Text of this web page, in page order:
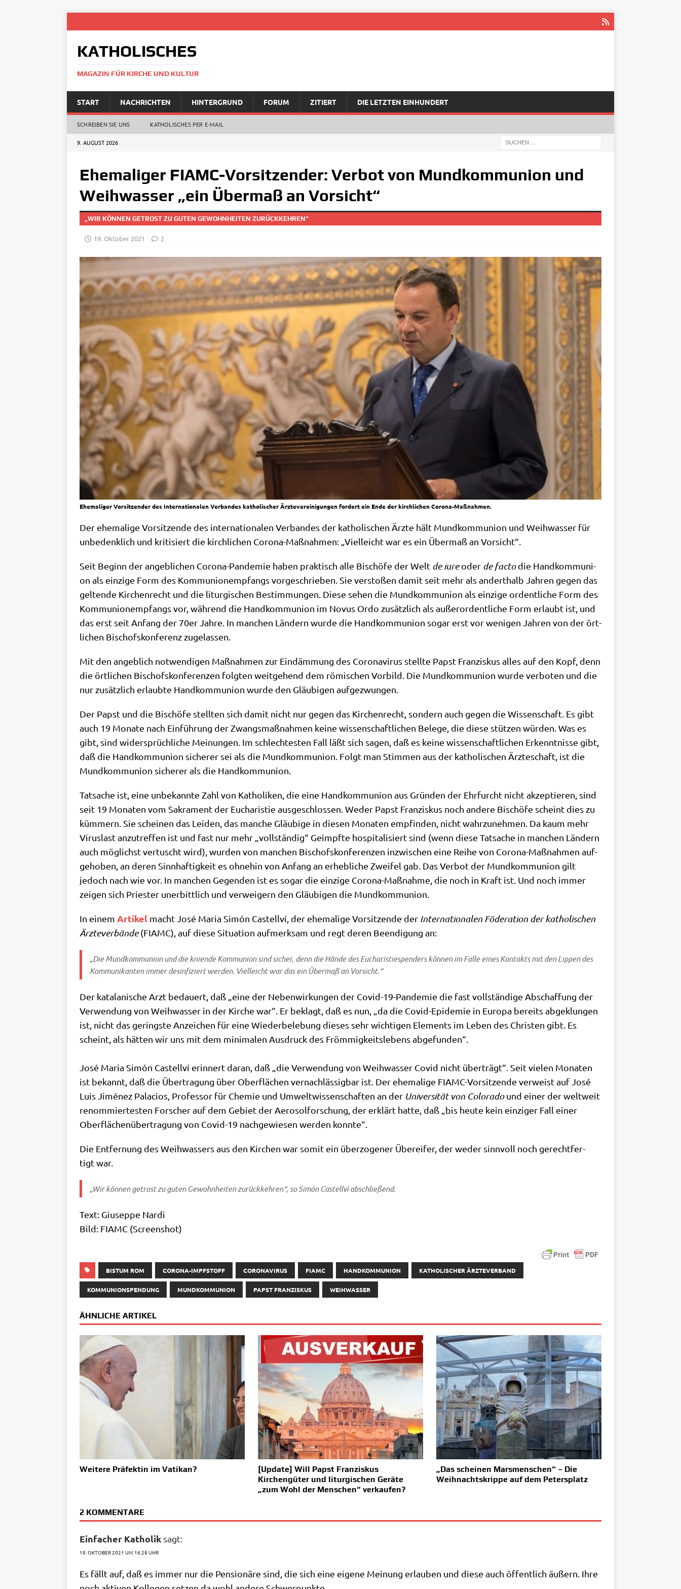
KATHOLISCHES
MAGAZIN FÜR KIRCHE UND KULTUR
START NACHRICHTEN HINTERGRUND FORUM ZITIERT DIE LETZTEN EINHUNDERT
SCHREIBEN SIE UNS KATHOLISCHES PER E‑MAIL
9. AUGUST 2026
Ehemaliger FIAMC-Vorsitzender: Verbot von Mundkommunion und
Weihwasser „ein Übermaß an Vorsicht“
„WIR KÖNNEN GETROST ZU GUTEN GEWOHNHEITEN ZURÜCKKEHREN“
19. Oktober 2021 2
Ehemaliger Vorsitzender des Internationalen Verbandes katholischer Ärztevereinigungen fordert ein Ende der kirchlichen Corona-Maßnahmen.
Der ehe­ma­li­ge Vor­sit­zen­de des inter­na­tio­na­len Ver­ban­des der katho­li­schen Ärz­te hält Mund­kom­mu­ni­on und Weih­was­ser für
unbe­denk­lich und kri­ti­siert die kirch­li­chen Coro­na-Maß­nah­men: „Viel­leicht war es ein Über­maß an Vorsicht“.
Seit Beginn der angeb­li­chen Coro­na-Pan­de­mie haben prak­tisch alle Bischö­fe der Welt de iureoder de fac­todie Hand­kom­mu­ni­
on als ein­zi­ge Form des Kom­mu­nion­emp­fangs vor­ge­schrie­ben. Sie ver­sto­ßen damit seit mehr als andert­halb Jah­ren gegen das
gel­ten­de Kir­chen­recht und die lit­ur­gi­schen Bestim­mun­gen. Die­se sehen die Mund­kom­mu­ni­on als ein­zi­ge ordent­li­che Form des
Kom­mu­nion­emp­fangs vor, wäh­rend die Hand­kom­mu­ni­on im Novus Ordo zusätz­lich als außer­or­dent­li­che Form erlaubt ist, und
das erst seit Anfang der 70er Jah­re. In man­chen Län­dern wur­de die Hand­kom­mu­ni­on sogar erst vor weni­gen Jah­ren von der ört­
li­chen Bischofs­kon­fe­renz zugelassen.
Mit den angeb­lich not­wen­di­gen Maß­nah­men zur Ein­däm­mung des Coro­na­vi­rus stell­te Papst Fran­zis­kus alles auf den Kopf, denn
die ört­li­chen Bischofs­kon­fe­ren­zen folg­ten weit­ge­hend dem römi­schen Vor­bild. Die Mund­kom­mu­ni­on wur­de ver­bo­ten und die
nur zusätz­lich erlaub­te Hand­kom­mu­ni­on wur­de den Gläu­bi­gen aufgezwungen.
Der Papst und die Bischö­fe stell­ten sich damit nicht nur gegen das Kir­chen­recht, son­dern auch gegen die Wis­sen­schaft. Es gibt
auch 19 Mona­te nach Ein­füh­rung der Zwangs­maß­nah­men kei­ne wis­sen­schaft­li­chen Bele­ge, die die­se stüt­zen wür­den. Was es
gibt, sind wider­sprüch­li­che Mei­nun­gen. Im schlech­te­sten Fall läßt sich sagen, daß es kei­ne wis­sen­schaft­li­chen Erkennt­nis­se gibt,
daß die Hand­kom­mu­ni­on siche­rer sei als die Mund­kom­mu­ni­on. Folgt man Stim­men aus der katho­li­schen Ärz­te­schaft, ist die
Mund­kom­mu­ni­on siche­rer als die Handkommunion.
Tat­sa­che ist, eine unbe­kann­te Zahl von Katho­li­ken, die eine Hand­kom­mu­ni­on aus Grün­den der Ehr­furcht nicht akzep­tie­ren, sind
seit 19 Mona­ten vom Sakra­ment der Eucha­ri­stie aus­ge­schlos­sen. Weder Papst Fran­zis­kus noch ande­re Bischö­fe scheint dies zu
küm­mern. Sie schei­nen das Lei­den, das man­che Gläu­bi­ge in die­sen Mona­ten emp­fin­den, nicht wahr­zu­neh­men. Da kaum mehr
Virus­last anzu­tref­fen ist und fast nur mehr „voll­stän­dig“ Geimpf­te hos­pi­ta­li­siert sind (wenn die­se Tat­sa­che in man­chen Län­dern
auch mög­lichst ver­tuscht wird), wur­den von man­chen Bischofs­kon­fe­ren­zen inzwi­schen eine Rei­he von Coro­na-Maß­nah­men auf­
ge­ho­ben, an deren Sinn­haf­tig­keit es ohne­hin von Anfang an erheb­li­che Zwei­fel gab. Das Ver­bot der Mund­kom­mu­ni­on gilt
jedoch nach wie vor. In man­chen Gegen­den ist es sogar die ein­zi­ge Coro­na-Maß­nah­me, die noch in Kraft ist. Und noch immer
zei­gen sich Prie­ster uner­bitt­lich und ver­wei­gern den Gläu­bi­gen die Mundkommunion.
In einem Arti­kel macht José Maria Simón Castell­ví, der ehe­ma­li­ge Vor­sit­zen­de der Inter­na­tio­na­len Föde­ra­ti­on der katho­li­schen
Ärz­te­ver­bän­de(FIAMC), auf die­se Situa­ti­on auf­merk­sam und regt deren Been­di­gung an:
„Die Mund­kom­mu­ni­on und die knien­de Kom­mu­ni­on sind sicher, denn die Hän­de des Eucha­ri­stie­spen­ders kön­nen im Fal­le eines Kon­takts mit den Lip­pen des
Kom­mu­ni­kan­ten immer des­in­fi­ziert wer­den. Viel­leicht war das ein Über­maß an Vorsicht.“
Der kata­la­ni­sche Arzt bedau­ert, daß „eine der Neben­wir­kun­gen der Covid-19-Pan­de­mie die fast voll­stän­di­ge Abschaf­fung der
Ver­wen­dung von Weih­was­ser in der Kir­che war“. Er beklagt, daß es nun, „da die Covid-Epi­de­mie in Euro­pa bereits abge­klun­gen
ist, nicht das gering­ste Anzei­chen für eine Wie­der­be­le­bung die­ses sehr wich­ti­gen Ele­ments im Leben des Chri­sten gibt. Es
scheint, als hät­ten wir uns mit dem mini­ma­len Aus­druck des Fröm­mig­keits­le­bens abge­fun­den“.
José Maria Simón Castell­ví erin­nert dar­an, daß „die Ver­wen­dung von Weih­was­ser Covid nicht über­trägt“. Seit vie­len Mona­ten
ist bekannt, daß die Über­tra­gung über Ober­flä­chen ver­nach­läs­sig­bar ist. Der ehe­ma­li­ge FIAMC-Vor­sit­zen­de ver­weist auf José
Luis Jimé­nez Pala­ci­os, Pro­fes­sor für Che­mie und Umwelt­wis­sen­schaf­ten an der Uni­ver­si­tät von Colo­ra­dound einer der welt­weit
renom­mier­te­sten For­scher auf dem Gebiet der Aero­sol­for­schung, der erklärt hat­te, daß „bis heu­te kein ein­zi­ger Fall einer
Ober­flä­chen­über­tra­gung von Covid-19 nach­ge­wie­sen wer­den konnte“.
Die Ent­fer­nung des Weih­was­sers aus den Kir­chen war somit ein über­zo­ge­ner Über­ei­fer, der weder sinn­voll noch gerecht­fer­
tigt war.
„Wir kön­nen getrost zu guten Gewohn­hei­ten zurück­keh­ren“, so Simón Castell­vì abschließend.
Text: Giu­sep­pe Nar­di
Bild: FIAMC (Screen­shot)
BISTUM ROM CORONA-IMPFSTOFF CORONAVIRUS FIAMC HANDKOMMUNION KATHOLISCHER ÄRZTEVERBAND
KOMMUNIONSPENDUNG MUNDKOMMUNION PAPST FRANZISKUS WEIHWASSER
ÄHNLICHE ARTIKEL
Weitere Präfektin im Vatikan?
[Update] Will Papst Franziskus
Kirchengüter und liturgischen Geräte
„zum Wohl der Menschen“ verkaufen?
„Das scheinen Marsmenschen“ – Die
Weihnachtskrippe auf dem Petersplatz
2 KOMMENTARE
Einfacher Katholik sagt:
19. OKTOBER 2021 UM 16:28 UHR
Es fällt auf, daß es immer nur die Pen­sio­nä­re sind, die sich eine eige­ne Mei­nung erlau­ben und die­se auch öffent­lich äußern. Ihre